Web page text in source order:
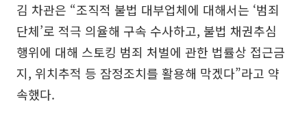
김 차관은 “조직적 불법 대부업체에 대해서는 ‘범죄
단체’로 적극 의율해 구속 수사하고, 불법 채권추심
행위에 대해 스토킹 범죄 처벌에 관한 법률상 접근금
지, 위치추적 등 잠정조치를 활용해 막겠다”라고 약
속했다.